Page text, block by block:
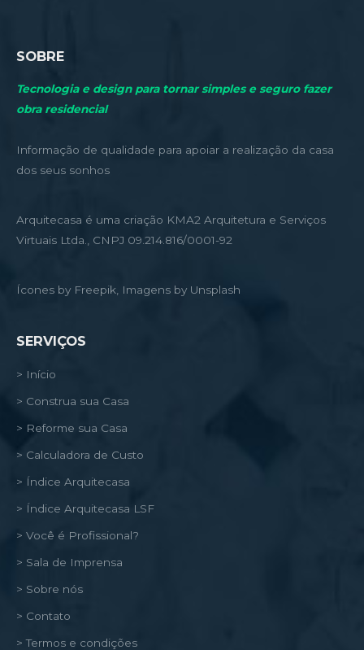
SOBRE
Tecnologia e design para tornar simples e seguro fazer
obra residencial
Informação de qualidade para apoiar a realização da casa
dos seus sonhos
Arquitecasa é uma criação KMA2 Arquitetura e Serviços
Virtuais Ltda., CNPJ 09.214.816/0001-92
Ícones by Freepik, Imagens by Unsplash
SERVIÇOS
> Início
> Construa sua Casa
> Reforme sua Casa
> Calculadora de Custo
> Índice Arquitecasa
> Índice Arquitecasa LSF
> Você é Profissional?
> Sala de Imprensa
> Sobre nós
> Contato
> Termos e condições